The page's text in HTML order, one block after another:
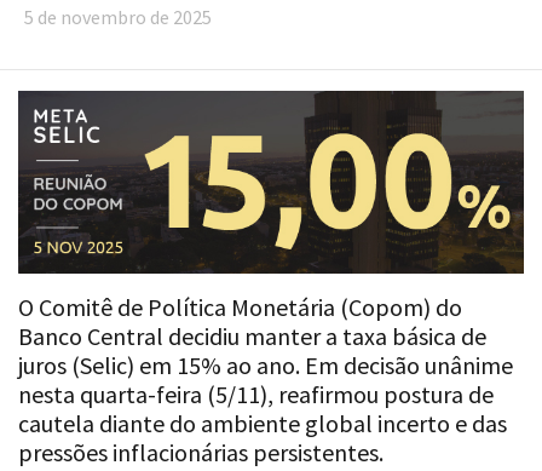
5 de novembro de 2025
O Comitê de Política Monetária (Copom) do
Banco Central decidiu manter a taxa básica de
juros (Selic) em 15% ao ano. Em decisão unânime
nesta quarta-feira (5/11), reafirmou postura de
cautela diante do ambiente global incerto e das
pressões inflacionárias persistentes.